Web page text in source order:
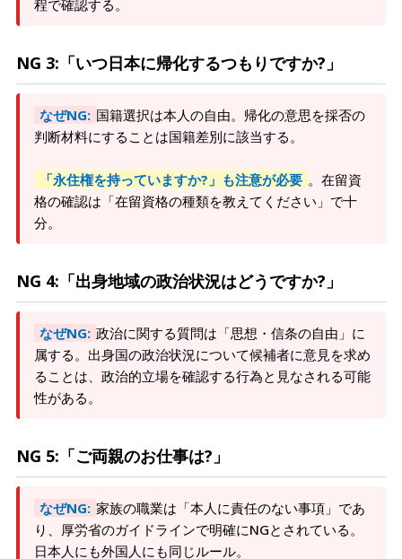
程で確認する。
NG 3:「いつ日本に帰化するつもりですか?」
なぜNG: 国籍選択は本人の自由。帰化の意思を採否の
判断材料にすることは国籍差別に該当する。
「永住権を持っていますか?」も注意が必要 。在留資
格の確認は「在留資格の種類を教えてください」で十
分。
NG 4:「出身地域の政治状況はどうですか?」
なぜNG: 政治に関する質問は「思想・信条の自由」に
属する。出身国の政治状況について候補者に意見を求め
ることは、政治的立場を確認する行為と見なされる可能
性がある。
NG 5:「ご両親のお仕事は?」
なぜNG: 家族の職業は「本人に責任のない事項」であ
り、厚労省のガイドラインで明確にNGとされている。
日本人にも外国人にも同じルール。